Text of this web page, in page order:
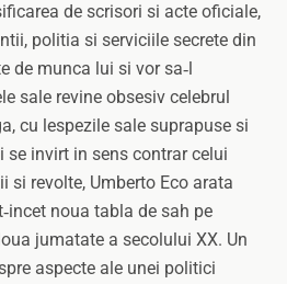
de scrisori si acte oficiale,
politia si serviciile secrete din
de munca lui si vor sa‑l
sale revine obsesiv celebrul
cu lespezile sale suprapuse si
invirt in sens contrar celui
si revolte, Umberto Eco arata
noua tabla de sah pe
jumatate a secolului XX. Un
aspecte ale unei politici